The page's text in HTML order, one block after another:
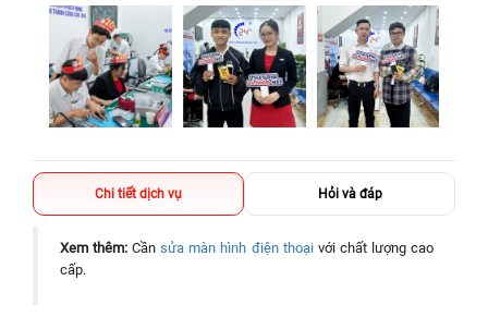
Chi tiết dịch vụ Hỏi và đáp
Xem thêm: Cầnsửa màn hình điện thoạivới chất lượng cao
cấp.